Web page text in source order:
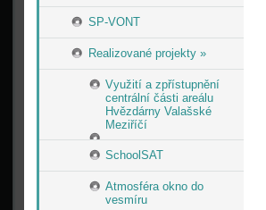
SP-VONT
Realizované projekty »
Využití a zpřístupnění
centrální části areálu
Hvězdárny Valašské
Meziříčí
SchoolSAT
Atmosféra okno do
vesmíru